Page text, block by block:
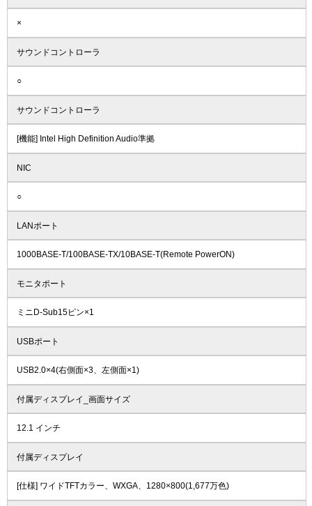
×
サウンドコントローラ
○
サウンドコントローラ
[機能] Intel High Definition Audio準拠
NIC
○
LANポート
1000BASE-T/100BASE-TX/10BASE-T(Remote PowerON)
モニタポート
ミニD-Sub15ピン×1
USBポート
USB2.0×4(右側面×3、左側面×1)
付属ディスプレイ_画面サイズ
12.1 インチ
付属ディスプレイ
[仕様] ワイドTFTカラー、WXGA、1280×800(1,677万色)